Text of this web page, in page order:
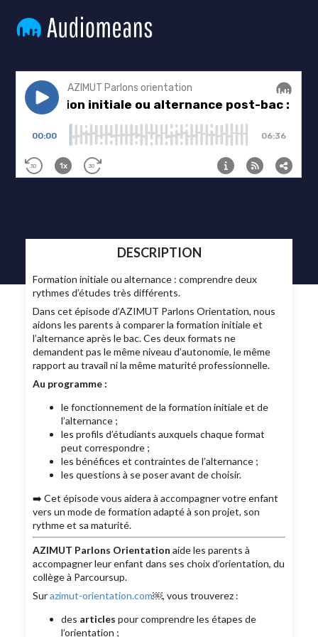
DESCRIPTION
Formation initiale ou alternance : comprendre deux
rythmes d’études très différents.
Dans cet épisode d’AZIMUT Parlons Orientation, nous
aidons les parents à comparer la formation initiale et
l’alternance après le bac. Ces deux formats ne
demandent pas le même niveau d’autonomie, le même
rapport au travail ni la même maturité professionnelle.
Au programme :
le fonctionnement de la formation initiale et de
l’alternance ;
les profils d’étudiants auxquels chaque format
peut correspondre ;
les bénéfices et contraintes de l’alternance ;
les questions à se poser avant de choisir.
➡️ Cet épisode vous aidera à accompagner votre enfant
vers un mode de formation adapté à son projet, son
rythme et sa maturité.
AZIMUT Parlons Orientation aide les parents à
accompagner leur enfant dans ses choix d’orientation, du
collège à Parcoursup.
Surazimut-orientation.com￼, vous trouverez :
des articles pour comprendre les étapes de
l’orientation ;